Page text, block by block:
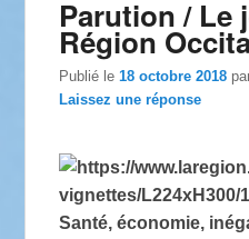
Parution / Le
Région
Publié le18 octobre 2018
Laissez une réponse
Santé, économie,